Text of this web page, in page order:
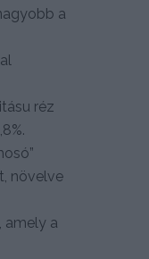
a
réz
növelve
amely a